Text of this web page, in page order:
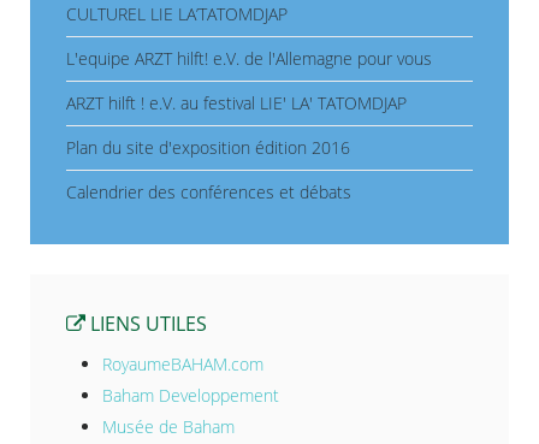
CULTUREL LIE LA’TATOMDJAP
L'equipe ARZT hilft! e.V. de l'Allemagne pour vous
ARZT hilft ! e.V. au festival LIE' LA' TATOMDJAP
Plan du site d'exposition édition 2016
Calendrier des conférences et débats
LIENS UTILES
RoyaumeBAHAM.com
Baham Developpement
Musée de Baham